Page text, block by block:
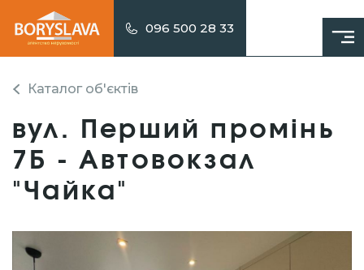
096 500 28 33
Каталог об'єктів
вул. Перший промінь
7Б - Автовокзал
"Чайка"